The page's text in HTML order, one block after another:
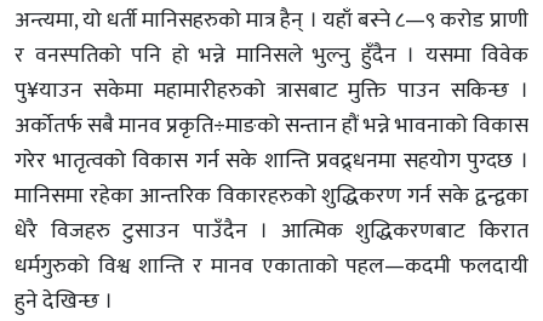
अन्त्यमा, यो धर्ती मानिसहरुको मात्र हैन् । यहाँ बस्ने ८—९ करोड प्राणी
र वनस्पतिको पनि हो भन्ने मानिसले भुल्नु हुँदैन । यसमा विवेक
पु¥याउन सकेमा महामारीहरुको त्रासबाट मुक्ति पाउन सकिन्छ ।
अर्कोतर्फ सबै मानव प्रकृति÷माङको सन्तान हौं भन्ने भावनाको विकास
गरेर भातृत्वको विकास गर्न सके शान्ति प्रवद्र्धनमा सहयोग पुग्दछ ।
मानिसमा रहेका आन्तरिक विकारहरुको शुद्धिकरण गर्न सके द्वन्द्वका
धेरै विजहरु टुसाउन पाउँदैन । आत्मिक शुद्धिकरणबाट किरात
धर्मगुरुको विश्व शान्ति र मानव एकाताको पहल—कदमी फलदायी
हुने देखिन्छ ।